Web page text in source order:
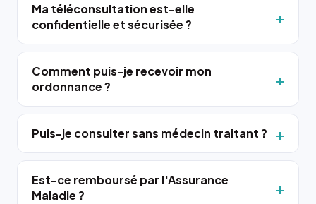
Ma téléconsultation est-elle
confidentielle et sécurisée ?
Comment puis-je recevoir mon
ordonnance ?
Puis-je consulter sans médecin traitant ?
Est-ce remboursé par l'Assurance
Maladie ?